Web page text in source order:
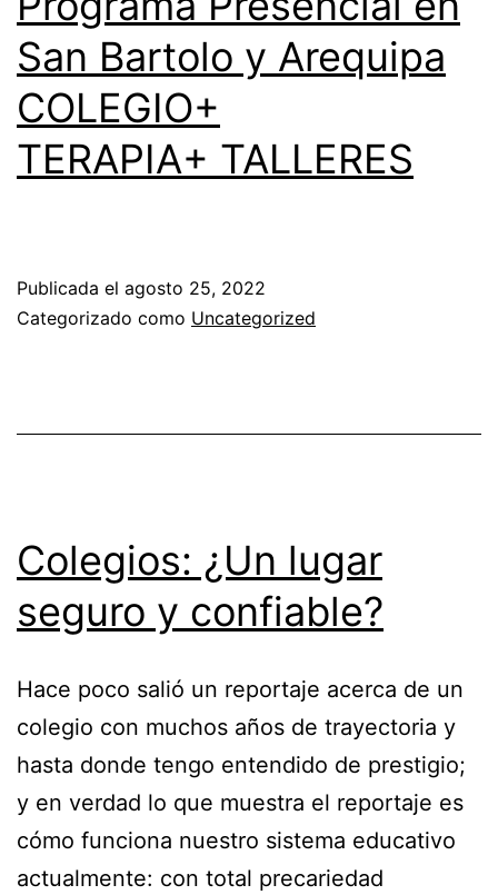
San Bartolo y Arequipa
COLEGIO+
TERAPIA+ TALLERES
Publicada el agosto 25, 2022
Categorizado como Uncategorized
Colegios: ¿Un lugar
seguro y confiable?
Hace poco salió un reportaje acerca de un
colegio con muchos años de trayectoria y
hasta donde tengo entendido de prestigio;
y en verdad lo que muestra el reportaje es
cómo funciona nuestro sistema educativo
actualmente: con total precariedad